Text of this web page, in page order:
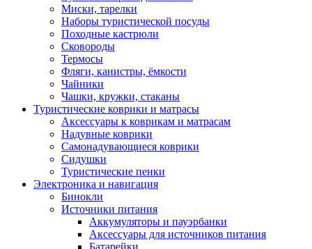
Миски, тарелки
Наборы туристической посуды
Походные кастрюли
Сковороды
Термосы
Фляги, канистры, ёмкости
Чайники
Чашки, кружки, стаканы
Туристические коврики и матрасы
Аксессуары к коврикам и матрасам
Надувные коврики
Самонадувающиеся коврики
Сидушки
Туристические пенки
Электроника и навигация
Бинокли
Источники питания
Аккумуляторы и пауэрбанки
Аксессуары для источников питания
Батарейки